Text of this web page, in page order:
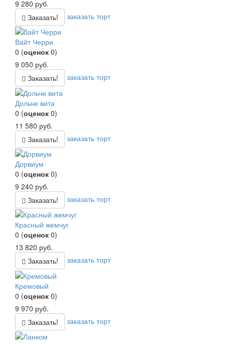
9 280 руб.
Заказать!
заказать торт
Вайт Черри
0 (оценок 0)
9 050 руб.
Заказать!
заказать торт
Дольче вита
0 (оценок 0)
11 580 руб.
Заказать!
заказать торт
Дорвиум
0 (оценок 0)
9 240 руб.
Заказать!
заказать торт
Красный жемчуг
0 (оценок 0)
13 820 руб.
Заказать!
заказать торт
Кремовый
0 (оценок 0)
9 970 руб.
Заказать!
заказать торт